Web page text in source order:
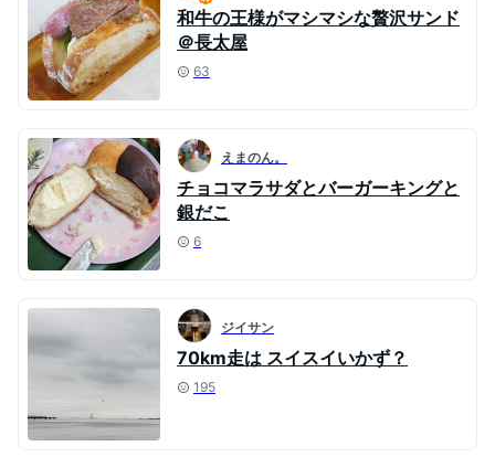
和牛の王様がマシマシな贅沢サンド
＠長太屋
63
えまのん。
チョコマラサダとバーガーキングと
銀だこ
6
ジイサン
70km走は スイスイいかず？
195